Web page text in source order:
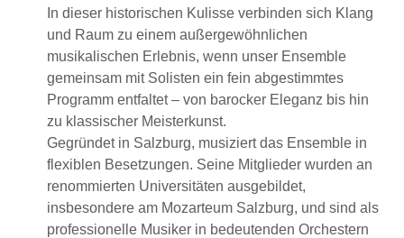
In dieser historischen Kulisse verbinden sich Klang
und Raum zu einem außergewöhnlichen
musikalischen Erlebnis, wenn unser Ensemble
gemeinsam mit Solisten ein fein abgestimmtes
Programm entfaltet – von barocker Eleganz bis hin
zu klassischer Meisterkunst.
Gegründet in Salzburg, musiziert das Ensemble in
flexiblen Besetzungen. Seine Mitglieder wurden an
renommierten Universitäten ausgebildet,
insbesondere am Mozarteum Salzburg, und sind als
professionelle Musiker in bedeutenden Orchestern